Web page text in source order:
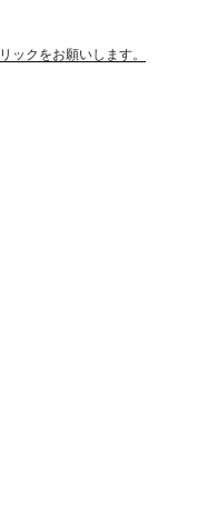
ックをお願いします。